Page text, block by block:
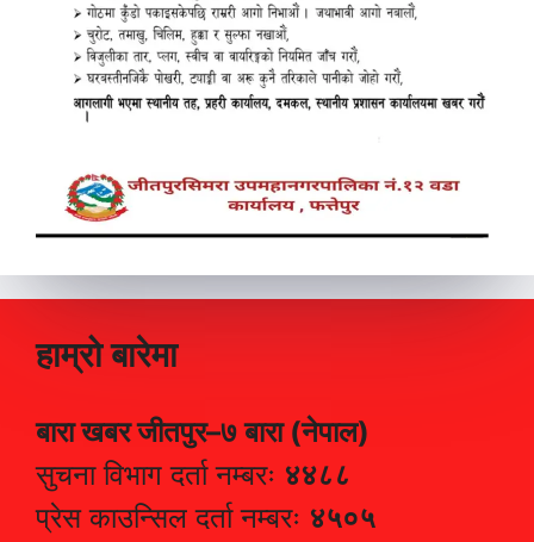
हाम्रो बारेमा
बारा खबर जीतपुर–७ बारा (नेपाल)
सुचना विभाग दर्ता नम्बरः ४४८८
प्रेस काउन्सिल दर्ता नम्बरः ४५०५